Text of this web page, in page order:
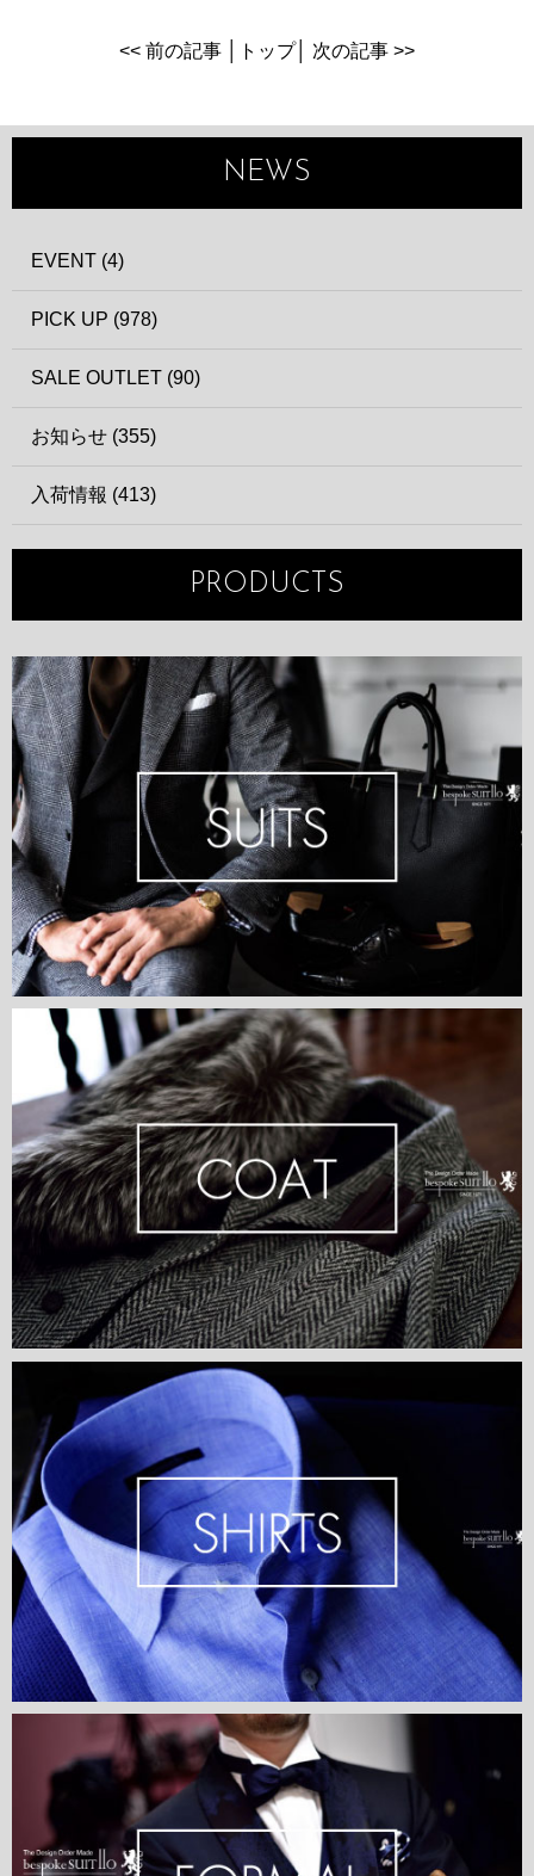
<< 前の記事 トップ│ 次の記事 >>
NEWS
EVENT (4)
PICK UP (978)
SALE OUTLET (90)
お知らせ (355)
入荷情報 (413)
PRODUCTS